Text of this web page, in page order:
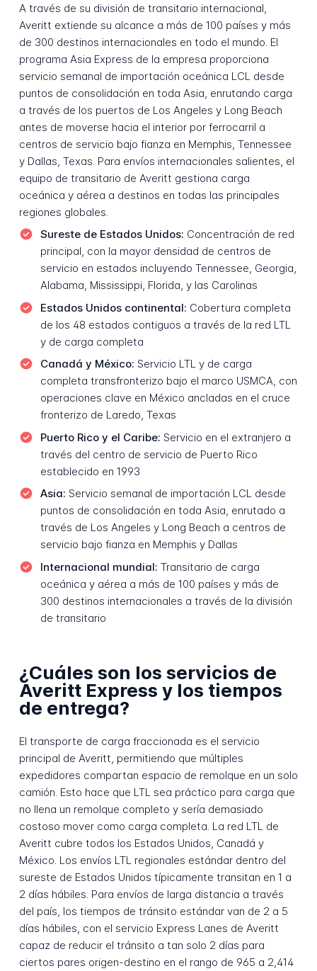
A través de su división de transitario internacional,
Averitt extiende su alcance a más de 100 países y más
de 300 destinos internacionales en todo el mundo. El
programa Asia Express de la empresa proporciona
servicio semanal de importación oceánica LCL desde
puntos de consolidación en toda Asia, enrutando carga
a través de los puertos de Los Angeles y Long Beach
antes de moverse hacia el interior por ferrocarril a
centros de servicio bajo fianza en Memphis, Tennessee
y Dallas, Texas. Para envíos internacionales salientes, el
equipo de transitario de Averitt gestiona carga
oceánica y aérea a destinos en todas las principales
regiones globales.
Sureste de Estados Unidos: Concentración de red
principal, con la mayor densidad de centros de
servicio en estados incluyendo Tennessee, Georgia,
Alabama, Mississippi, Florida, y las Carolinas
Estados Unidos continental: Cobertura completa
de los 48 estados contiguos a través de la red LTL
y de carga completa
Canadá y México: Servicio LTL y de carga
completa transfronterizo bajo el marco USMCA, con
operaciones clave en México ancladas en el cruce
fronterizo de Laredo, Texas
Puerto Rico y el Caribe: Servicio en el extranjero a
través del centro de servicio de Puerto Rico
establecido en 1993
Asia: Servicio semanal de importación LCL desde
puntos de consolidación en toda Asia, enrutado a
través de Los Angeles y Long Beach a centros de
servicio bajo fianza en Memphis y Dallas
Internacional mundial: Transitario de carga
oceánica y aérea a más de 100 países y más de
300 destinos internacionales a través de la división
de transitario
¿Cuáles son los servicios de
Averitt Express y los tiempos
de entrega?
El transporte de carga fraccionada es el servicio
principal de Averitt, permitiendo que múltiples
expedidores compartan espacio de remolque en un solo
camión. Esto hace que LTL sea práctico para carga que
no llena un remolque completo y sería demasiado
costoso mover como carga completa. La red LTL de
Averitt cubre todos los Estados Unidos, Canadá y
México. Los envíos LTL regionales estándar dentro del
sureste de Estados Unidos típicamente transitan en 1 a
2 días hábiles. Para envíos de larga distancia a través
del país, los tiempos de tránsito estándar van de 2 a 5
días hábiles, con el servicio Express Lanes de Averitt
capaz de reducir el tránsito a tan solo 2 días para
ciertos pares origen-destino en el rango de 965 a 2,414